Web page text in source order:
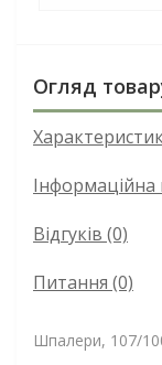
Огляд
Інформаційна
Відгуків (0)
Питання (0)
Шпалери, 107/